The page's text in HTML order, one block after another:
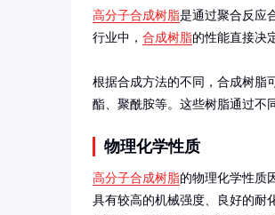
高分子合成树脂是通过聚合反应
行业中， 合成树脂的性能直接决
根据合成方法的不同，合成树脂
酯、聚酰胺等。这些树脂通过不
物理化学性质
高分子合成树脂的物理化学性质
具有较高的机械强度、良好的耐